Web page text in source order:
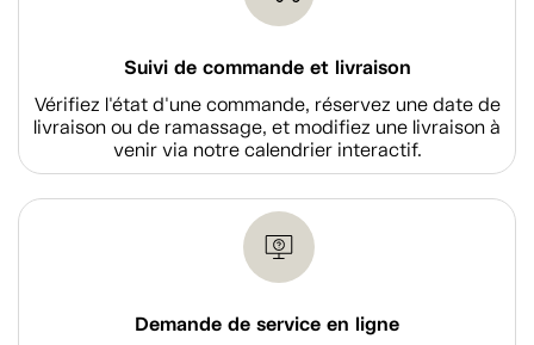
Suivi de commande et livraison
Vérifiez l'état d'une commande, réservez une date de
livraison ou de ramassage, et modifiez une livraison à
venir via notre calendrier interactif.
Demande de service en ligne